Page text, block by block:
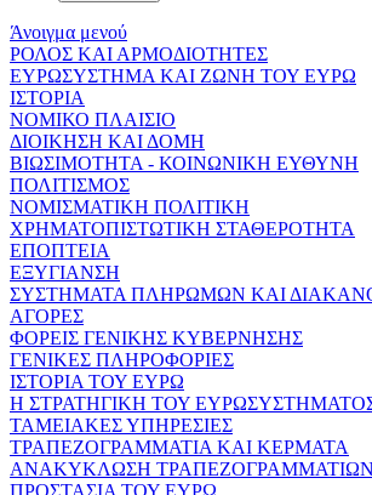
Άνοιγμα μενού
ΡΟΛΟΣ ΚΑΙ ΑΡΜΟΔΙΟΤΗΤΕΣ
ΕΥΡΩΣΥΣΤΗΜΑ ΚΑΙ ΖΩΝΗ ΤΟΥ ΕΥΡΩ
ΙΣΤΟΡΙΑ
ΝΟΜΙΚΟ ΠΛΑΙΣΙΟ
ΔΙΟΙΚΗΣΗ ΚΑΙ ΔΟΜΗ
ΒΙΩΣΙΜΟΤΗΤΑ - ΚΟΙΝΩΝΙΚΗ ΕΥΘΥΝΗ
ΠΟΛΙΤΙΣΜΟΣ
ΝΟΜΙΣΜΑΤΙΚΗ ΠΟΛΙΤΙΚΗ
ΧΡΗΜΑΤΟΠΙΣΤΩΤΙΚΗ ΣΤΑΘΕΡΟΤΗΤΑ
ΕΠΟΠΤΕΙΑ
ΕΞΥΓΙΑΝΣΗ
ΣΥΣΤΗΜΑΤΑ ΠΛΗΡΩΜΩΝ ΚΑΙ
ΑΓΟΡΕΣ
ΦΟΡΕΙΣ ΓΕΝΙΚΗΣ ΚΥΒΕΡΝΗΣΗΣ
ΓΕΝΙΚΕΣ ΠΛΗΡΟΦΟΡΙΕΣ
ΙΣΤΟΡΙΑ ΤΟΥ ΕΥΡΩ
Η ΣΤΡΑΤΗΓΙΚΗ ΤΟΥ
ΤΑΜΕΙΑΚΕΣ ΥΠΗΡΕΣΙΕΣ
ΤΡΑΠΕΖΟΓΡΑΜΜΑΤΙΑ ΚΑΙ ΚΕΡΜΑΤΑ
ΑΝΑΚΥΚΛΩΣΗ ΤΡΑΠΕΖΟΓΡΑΜΜΑΤΙΩΝ
ΠΡΟΣΤΑΣΙΑ ΤΟΥ ΕΥΡΩ